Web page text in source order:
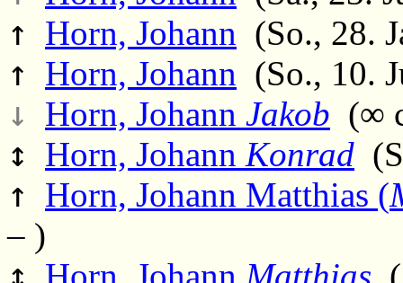
↑ Horn, Johann (So., 28.
↑ Horn, Johann (So., 10.
↓ Horn, Johann Jakob (∞
↕ Horn, Johann Konrad
↑ Horn, Johann Matthias (
– )